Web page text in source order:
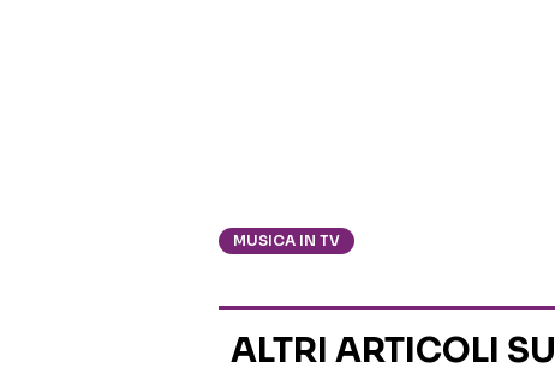
MUSICA IN TV
ALTRI ARTICOLI SU